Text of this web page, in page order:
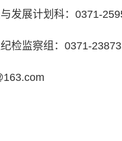
发展计划科：0371-
检监察组：0371-